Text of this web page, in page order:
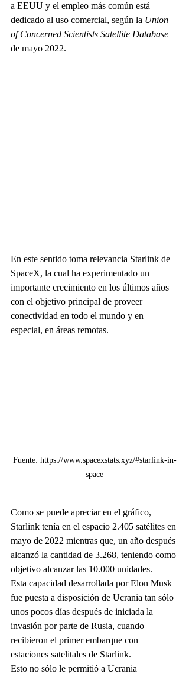
a EEUU y el empleo más común está
dedicado al uso comercial, según la Union
of Concerned Scientists Satellite Database
de mayo 2022.
En este sentido toma relevancia Starlink de
SpaceX, la cual ha experimentado un
importante crecimiento en los últimos años
con el objetivo principal de proveer
conectividad en todo el mundo y en
especial, en áreas remotas.
Fuente: https://www.spacexstats.xyz/#starlink-in-
space
Como se puede apreciar en el gráfico,
Starlink tenía en el espacio 2.405 satélites en
mayo de 2022 mientras que, un año después
alcanzó la cantidad de 3.268, teniendo como
objetivo alcanzar las 10.000 unidades.
Esta capacidad desarrollada por Elon Musk
fue puesta a disposición de Ucrania tan sólo
unos pocos días después de iniciada la
invasión por parte de Rusia, cuando
recibieron el primer embarque con
estaciones satelitales de Starlink.
Esto no sólo le permitió a Ucrania